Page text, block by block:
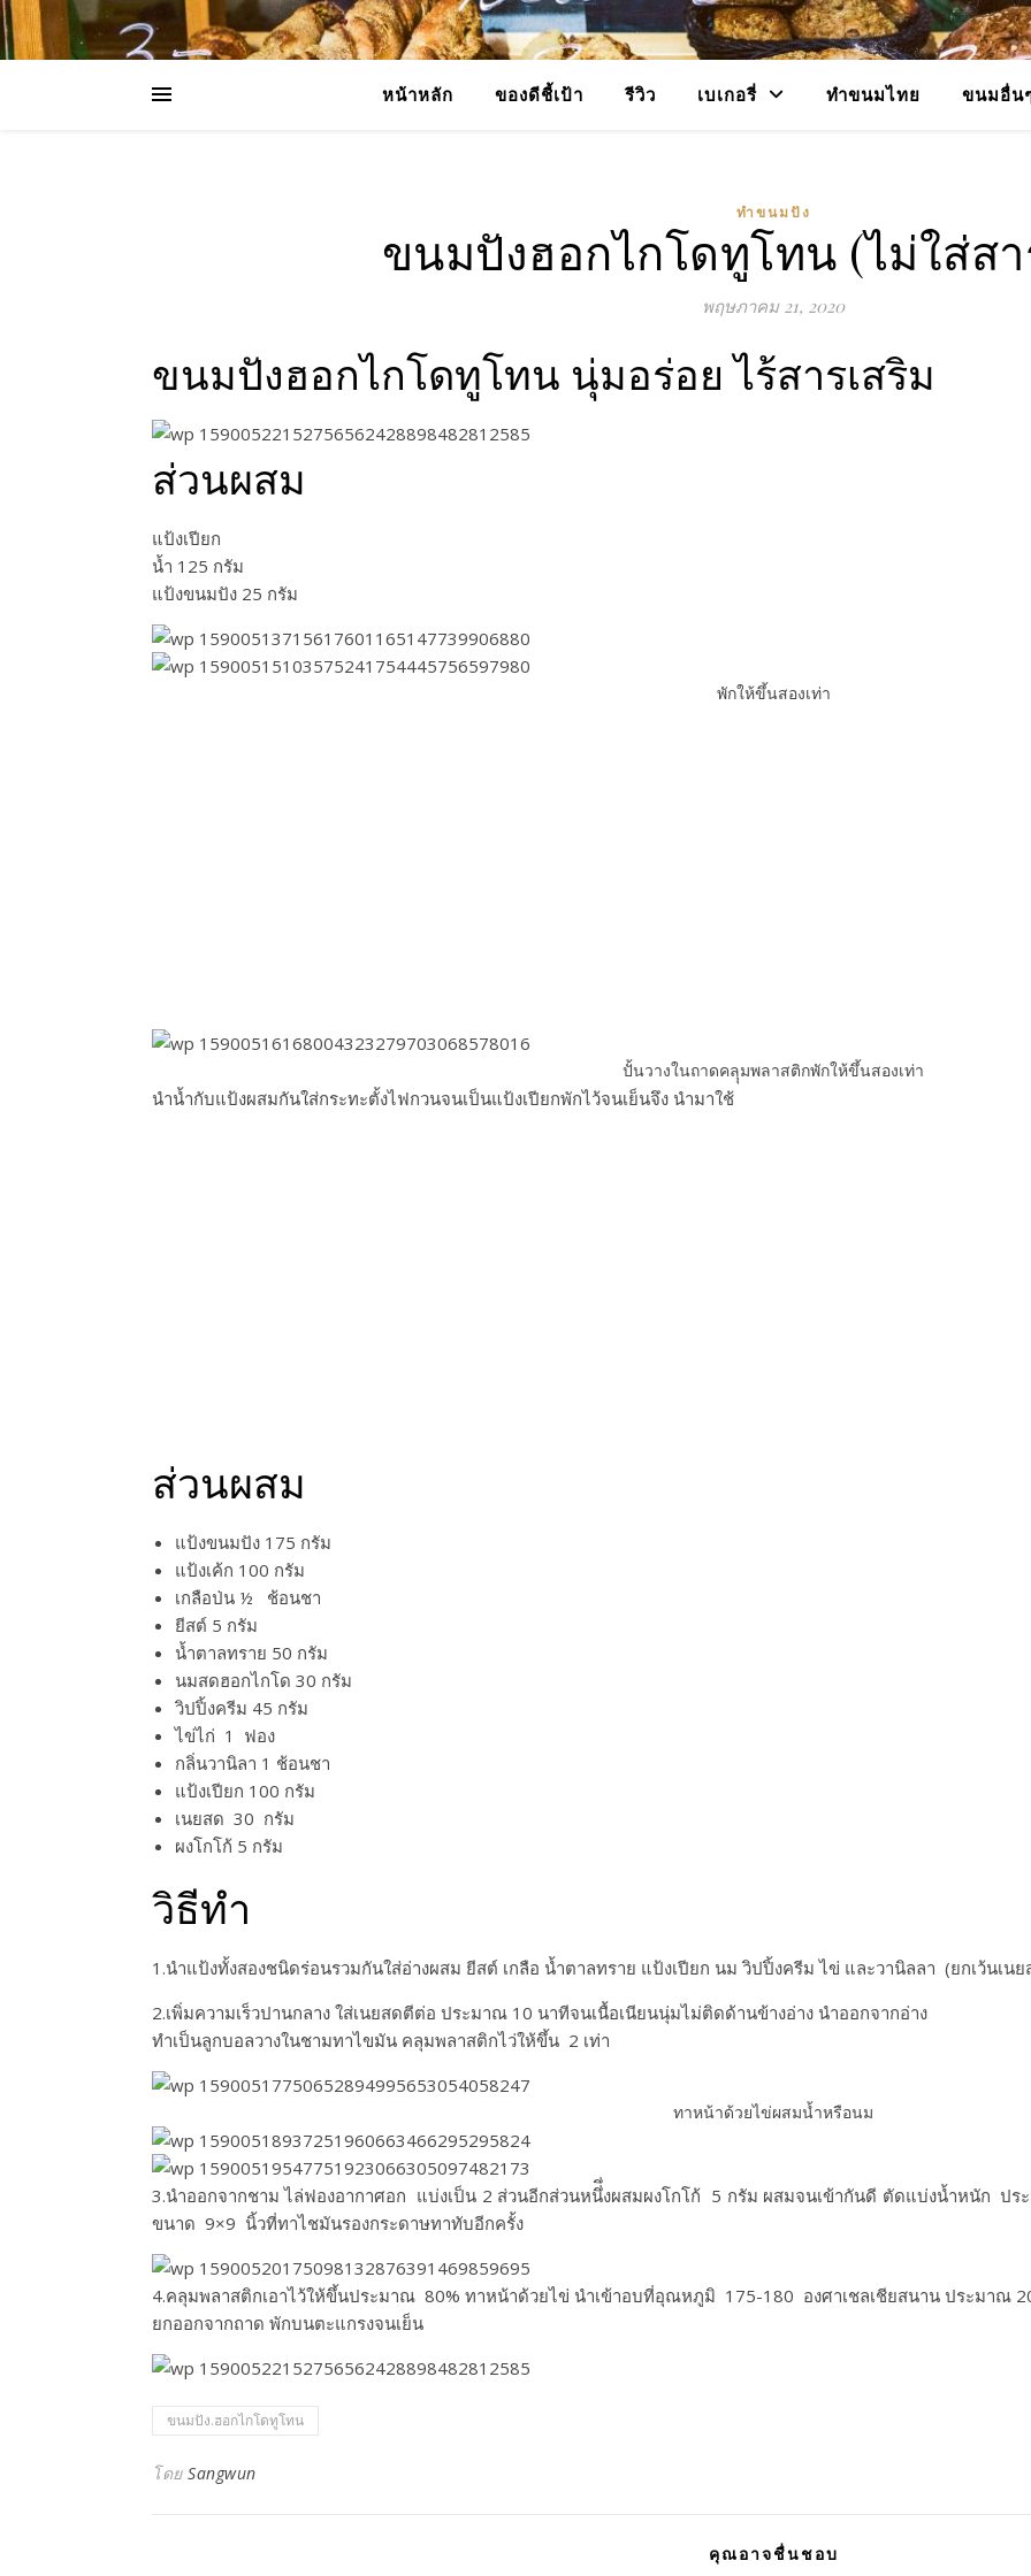
หน้าหลัก ของดีชี้เป้า รีวิว เบเกอรี่ ทำขนมไทย ขนมอื่น
ทำขนมปัง
ขนมปังฮอกไกโดทูโทน (ไม่ใส่สา
พฤษภาคม 21, 2020
ขนมปังฮอกไกโดทูโทน นุ่มอร่อย ไร้สารเสริม
ส่วนผสม
แป้งเปียก
น้ำ 125 กรัม
แป้งขนมปัง 25 กรัม
พักให้ขึ้นสองเท่า
ปั้นวางในถาดคลุุมพลาสติกพักให้ขึ้นสองเท่า
นำน้ำกับแป้งผสมกันใส่กระทะตั้งไฟกวนจนเป็นแป้งเปียกพักไว้จนเย็นจึง นำมาใช้
ส่วนผสม
แป้งขนมปัง 175 กรัม
แป้งเค้ก 100 กรัม
เกลือป่น ½ ช้อนชา
ยีสต์ 5 กรัม
น้ำตาลทราย 50 กรัม
นมสดฮอกไกโด 30 กรัม
วิปปิ้งครีม 45 กรัม
ไข่ไก่ 1 ฟอง
กลิ่นวานิลา 1 ช้อนชา
แป้งเปียก 100 กรัม
เนยสด 30 กรัม
ผงโกโก้ 5 กรัม
วิธีทำ
1.นำแป้งทั้งสองชนิดร่อนรวมกันใส่อ่างผสม ยีสต์ เกลือ น้ำตาลทราย แป้งเปียก นม วิปปิ้งครีม ไข่ และวานิลลา (ยกเว้นเน
2.เพิ่มความเร็วปานกลาง ใส่เนยสดตีต่อ ประมาณ 10 นาทีจนเนื้อเนียนนุ่มไม่ติดด้านข้างอ่าง นำออกจากอ่าง
ทำเป็นลูกบอลวางในชามทาไขมัน คลุมพลาสติกไว่ให้ขึ้น 2 เท่า
ทาหน้าด้วยไข่ผสมน้ำหรือนม
3.นำออกจากชาม ไล่ฟองอากาศอก แบ่งเป็น 2 ส่วนอีกส่วนหนึ่ึ่งผสมผงโกโก้ 5 กรัม ผสมจนเข้ากันดี ตัดแบ่งน้ำหนัก
ขนาด 9×9 นิ้วที่ทาไชมันรองกระดาษทาทับอีกครั้ง
4.คลุมพลาสติกเอาไว้ให้ขึ้นประมาณ 80% ทาหน้าด้วยไข่ นำเข้าอบที่อุณหภูมิ 175-180 องศาเชลเชียสนาน ประมาณ
ยกออกจากถาด พักบนตะแกรงจนเย็น
ขนมปัง.ฮอกไกโดทูโทน
โดย Sangwun
คุณอาจชื่นชอบ